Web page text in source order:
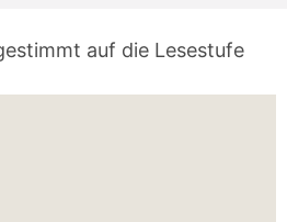
auf die Lesestufe